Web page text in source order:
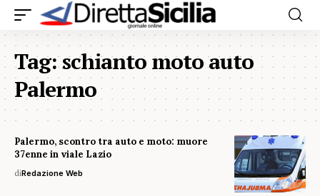
Tag:schianto moto auto
Palermo
Palermo, scontro tra auto e moto: muore
37enne in viale Lazio
diRedazione Web